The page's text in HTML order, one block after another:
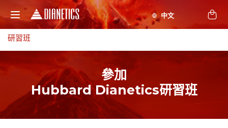
研習班
參加
Hubbard Dianetics研習班